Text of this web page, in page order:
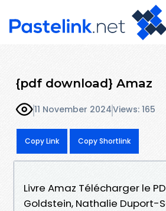
{pdf download} Amaz
11 November 2024Views: 165
Copy Link Copy Shortlink
Livre Amaz Télécharger le
Goldstein, Nathalie Duport-